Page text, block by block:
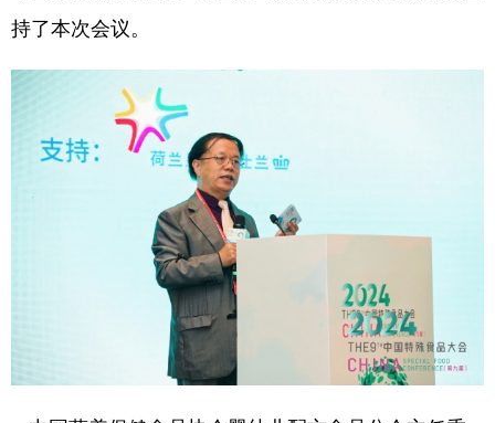
浙江
山东 河南 湖北 湖南
广西
四川 贵州
甘肃 青海
内蒙古
English Español Français عربى
持了本次会议。